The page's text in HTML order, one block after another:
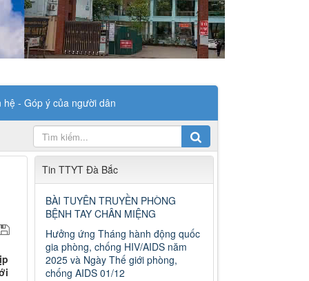
hệ - Góp ý của người dân
Tin TTYT Đà Bắc
BÀI TUYÊN TRUYỀN PHÒNG
BỆNH TAY CHÂN MIỆNG
Hưởng ứng Tháng hành động quốc
gia phòng, chống HIV/AIDS năm
2025 và Ngày Thế giới phòng,
chống AIDS 01/12